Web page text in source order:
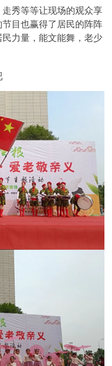
秀等等让现场的观众享
目也赢得了居民的阵阵
力量，能文能舞，老少